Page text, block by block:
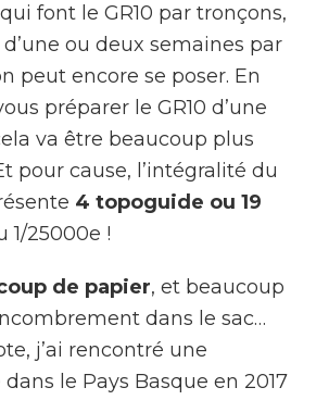
font le GR10 par tronçons,
ou deux semaines par
peut encore se poser. En
préparer le GR10 d’une
va être beaucoup plus
pour cause, l’intégralité du
4 topoguide ou 19
1/25000e !
de papier, et beaucoup
dans le sac…
j’ai rencontré une
le Pays Basque en 2017